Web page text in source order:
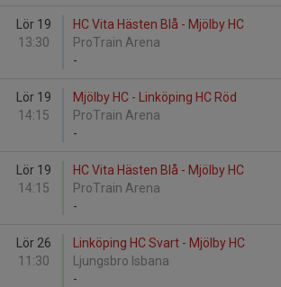
Lör 19
13:30
HC Vita Hästen Blå - Mjölby HC
ProTrain Arena
-
Lör 19
14:15
Mjölby HC - Linköping HC Röd
ProTrain Arena
-
Lör 19
14:15
HC Vita Hästen Blå - Mjölby HC
ProTrain Arena
-
Lör 26
11:30
Linköping HC Svart - Mjölby HC
Ljungsbro Isbana
-